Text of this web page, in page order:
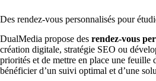
Des rendez-vous personnalisés pour
DualMedia propose des rendez-vous
création digitale, stratégie SEO ou
priorités et de mettre en place une feuille
bénéficier d’un suivi optimal et d’une